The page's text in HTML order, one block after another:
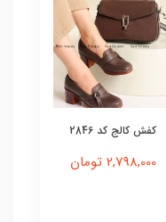
کفش کالج کد 2846
2,798,000 تومان